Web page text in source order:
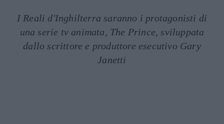
I Reali d'Inghilterra saranno i protagonisti di
una serie tv animata, The Prince, sviluppata
dallo scrittore e produttore esecutivo Gary
Janetti